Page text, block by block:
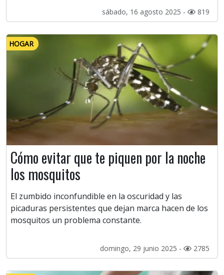
sábado, 16 agosto 2025 - 819
HOGAR
Cómo evitar que te piquen por la noche
los mosquitos
El zumbido inconfundible en la oscuridad y las
picaduras persistentes que dejan marca hacen de los
mosquitos un problema constante.
domingo, 29 junio 2025 - 2785